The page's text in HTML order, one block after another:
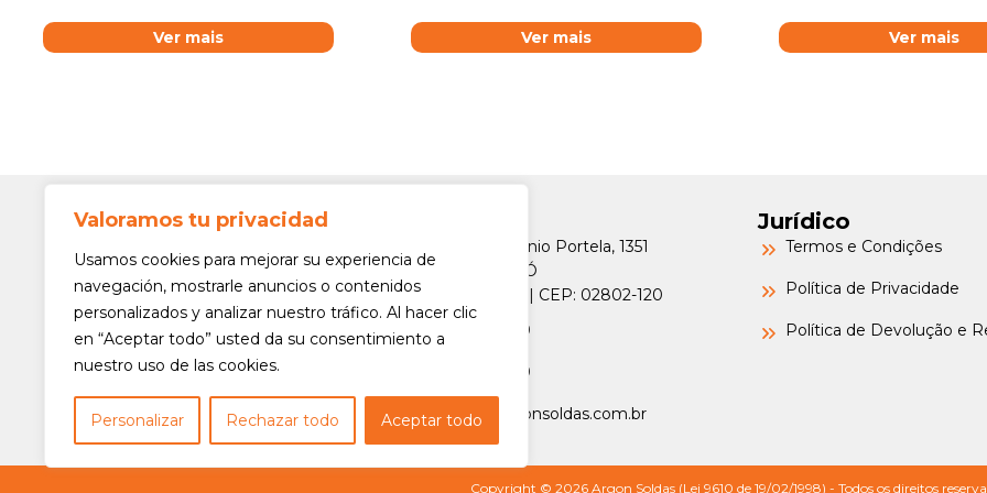
Valoramos tu privacidad
Usamos cookies para mejorar su experiencia de
navegación, mostrarle anuncios o contenidos
personalizados y analizar nuestro tráfico. Al hacer clic
en “Aceptar todo” usted da su consentimiento a
nuestro uso de las cookies.
Personalizar Rechazar todo Aceptar todo
Ver mais Ver mais Ver mais
Siga-nos!
Av. Min. Petrônio Portela, 1351
Freguesia do Ó
São Paulo/SP | CEP: 02802-120
(11) 3975-6000
(11) 3975-6000
contato@argonsoldas.com.br
Jurídico
Termos e Condições
Política de Privacidade
Política de Devolução e
Copyright © 2026 Argon Soldas (Lei 9610 de 19/02/1998) - Todos os direitos